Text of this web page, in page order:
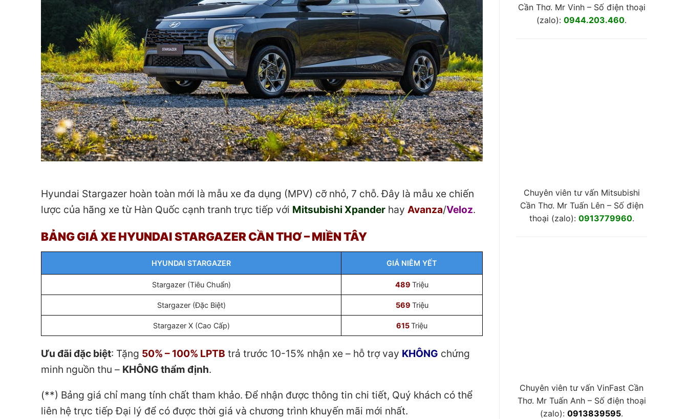
Hyundai Stargazer hoàn toàn mới là mẫu xe đa dụng (MPV) cỡ nhỏ, 7 chỗ. Đây là mẫu xe chiến
lược của hãng xe từ Hàn Quốc cạnh tranh trực tiếp với Mitsubishi Xpander hay Avanza/Veloz.
BẢNG GIÁ XE HYUNDAI STARGAZER CẦN THƠ – MIỀN TÂY
HYUNDAI STARGAZER GIÁ NIÊM YẾT
Stargazer (Tiêu Chuẩn) 489 Triệu
Stargazer (Đặc Biệt) 569 Triệu
Stargazer X (Cao Cấp) 615Triệu
Ưu đãi đặc biệt: Tặng 50% – 100% LPTB trả trước 10-15% nhận xe – hỗ trợ vay KHÔNG chứng
minh nguồn thu – KHÔNG thẩm định.
(**) Bảng giá chỉ mang tính chất tham khảo. Để nhận được thông tin chi tiết, Quý khách có thể
liên hệ trực tiếp Đại lý để có được thời giá và chương trình khuyến mãi mới nhất.
Cần Thơ. Mr Vinh – Số điện thoại
(zalo): 0944.203.460.
Chuyên viên tư vấn Mitsubishi
Cần Thơ. Mr Tuấn Lên – Số điện
thoại (zalo): 0913779960.
Chuyên viên tư vấn VinFast Cần
Thơ. Mr Tuấn Anh – Số điện thoại
(zalo): 0913839595.